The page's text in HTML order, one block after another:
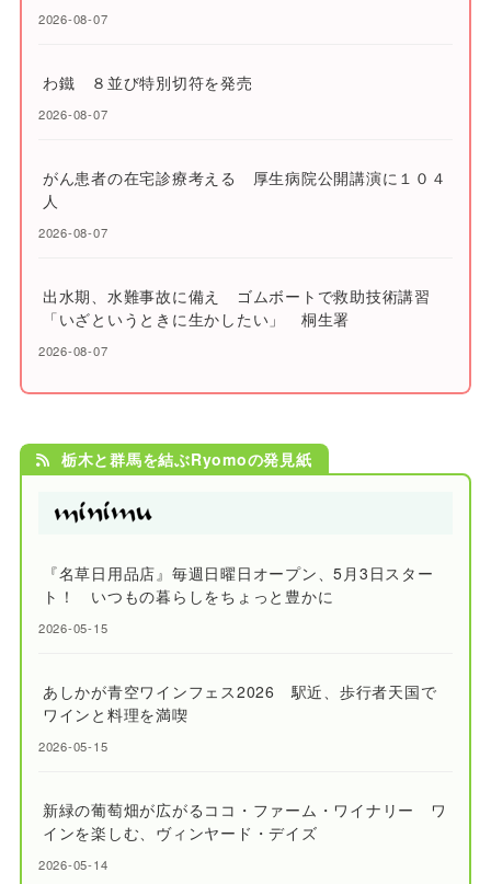
2026-08-07
わ鐵 ８並び特別切符を発売
2026-08-07
がん患者の在宅診療考える 厚生病院公開講演に１０４
人
2026-08-07
出水期、水難事故に備え ゴムボートで救助技術講習
「いざというときに生かしたい」 桐生署
2026-08-07
栃木と群馬を結ぶRyomoの発見紙
『名草日用品店』毎週日曜日オープン、5月3日スター
ト！ いつもの暮らしをちょっと豊かに
2026-05-15
あしかが青空ワインフェス2026 駅近、歩行者天国で
ワインと料理を満喫
2026-05-15
新緑の葡萄畑が広がるココ・ファーム・ワイナリー ワ
インを楽しむ、ヴィンヤード・デイズ
2026-05-14